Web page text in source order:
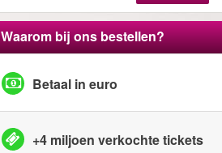
Waarom bij ons bestellen?
Betaal in euro
+4 miljoen verkochte tickets